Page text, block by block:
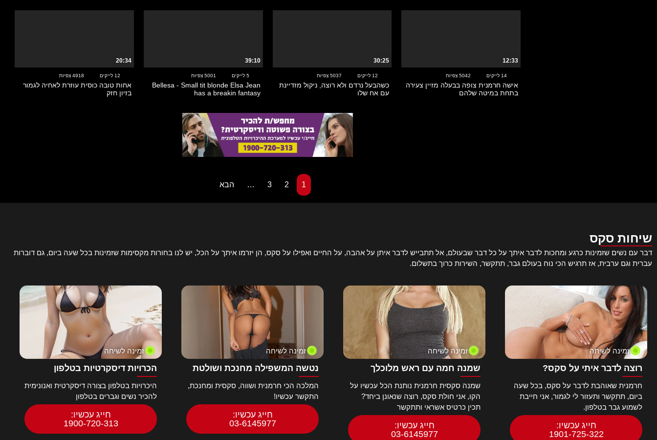
פארודיה
פופולרי לנשים
פורנו HD
פטישים
פיסטינג
צ'כיות
ציצי גדול
ציצי קטן
צעירה/מבוגר
צעירות 18+
צעצועי מין
קוריאניות
קרמפי – Creampie
קשירות
12:33
14 לייקים 5042 צפיות
אישה חרמנית צופה בבעלה מזיין צעירה
בתחת במיטה שלהם
30:25
12 לייקים 5037 צפיות
כשהבעל נרדם ולא רוצה, ניקול מזדיינת
עם אח שלו
39:10
5 לייקים 5001 צפיות
Bellesa - Small tit blonde Elsa Jean
has a breakin fantasy
20:34
12 לייקים 4918 צפיות
אחות טובה כוסית עוזרת לאחיה לגמור
בזיון חזק
1
2
3
… הבא
שיחות סקס
דבר עם נשים שזמינות כרגע ומחכות לדבר איתך על כל דבר שבעולם, אל תתבייש לדבר איתן על אהבה, על החיים ואפילו על סקס, הן יזרמו איתך על הכל, יש לנו בחורות מקסימות שזמינות בכל שעה ביום, גם דוברות
עברית וגם ערבית, אז תרגיש הכי נוח בעולם גבר, תתקשר, השירות כרוך בתשלום.
זמינה לשיחה
רוצה לדבר איתי על סקס?
חרמנית שאוהבת לדבר על סקס, בכל שעה
ביום, תתקשר ותעזור לי לגמור, אני חייבת
לשמוע גבר בטלפון.
חייג עכשיו:
1901-725-322
זמינה לשיחה
שמנה חמה עם ראש מלוכלך
שמנה סקסית חרמנית נותנת הכל עכשיו על
הקו, אני חולת סקס, רוצה שנאונן ביחד?
תכין כרטיס אשראי ותתקשר
חייג עכשיו:
03-6145977
זמינה לשיחה
נטשה המשפילה מחנכת ושולטת
המלכה הכי חרמנית ושווה, סקסית ומחנכת,
התקשר עכשיו!
חייג עכשיו:
03-6145977
זמינה לשיחה
הכרויות דיסקרטיות בטלפון
היכרויות בטלפון בצורה דיסקרטית ואנונימית
להכיר נשים וגברים בטלפון
חייג עכשיו:
1900-720-313